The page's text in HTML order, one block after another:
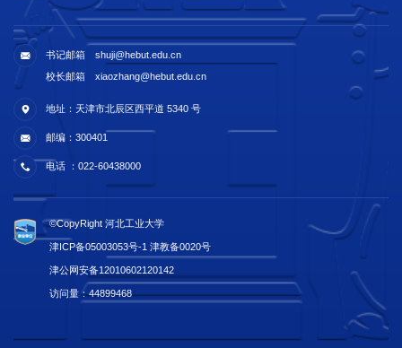
书记邮箱 shuji@hebut.edu.cn
校长邮箱 xiaozhang@hebut.edu.cn
地址：天津市北辰区西平道 5340 号
邮编：300401
电话 ：022-60438000
©CopyRight 河北工业大学
津ICP备05003053号-1 津教备0020号
津公网安备12010602120142
访问量：44899468